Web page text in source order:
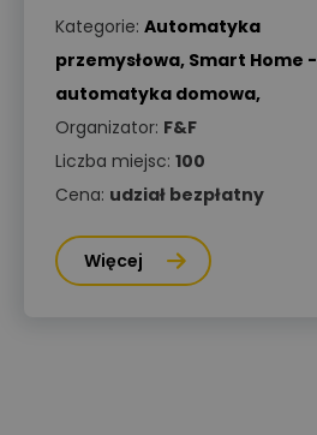
Kategorie: Automatyka
przemysłowa, Smart Home -
automatyka domowa,
Organizator: F&F
Liczba miejsc: 100
Cena: udział bezpłatny
Więcej